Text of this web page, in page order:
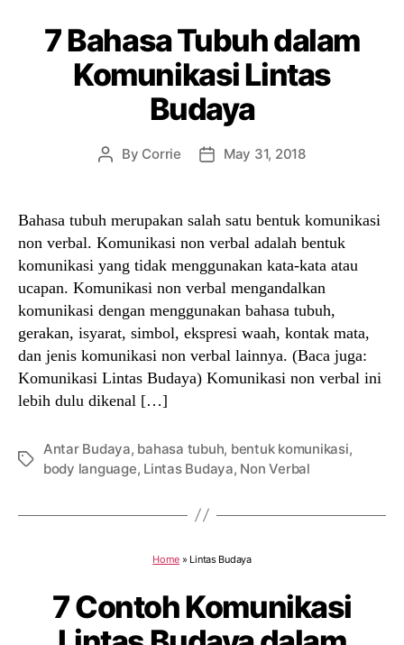
7 Bahasa Tubuh dalam
Komunikasi Lintas
Budaya
Post
By Corrie
PostMay 31, 2018
Bahasa tubuh merupakan salah satu bentuk komunikasi
non verbal. Komunikasi non verbal adalah bentuk
komunikasi yang tidak menggunakan kata-kata atau
ucapan. Komunikasi non verbal mengandalkan
komunikasi dengan menggunakan bahasa tubuh,
gerakan, isyarat, simbol, ekspresi waah, kontak mata,
dan jenis komunikasi non verbal lainnya. (Baca juga:
Komunikasi Lintas Budaya) Komunikasi non verbal ini
lebih dulu dikenal […]
Tags
Antar Budaya, bahasa tubuh, bentuk komunikasi,
body language, Lintas Budaya, Non Verbal
Home » Lintas Budaya
7 Contoh Komunikasi